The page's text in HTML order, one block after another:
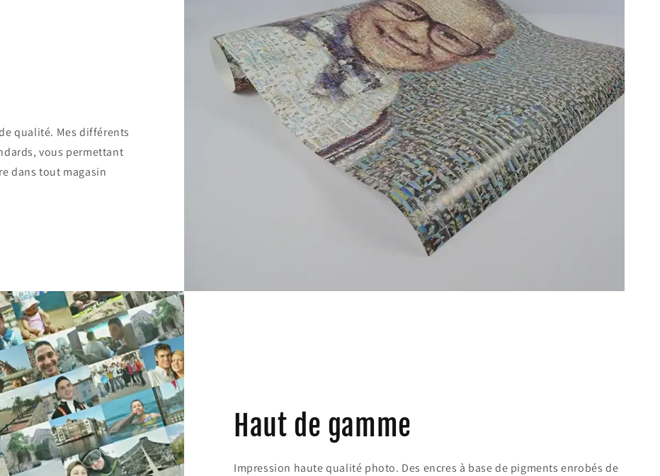
qualité. Mes différents
vous permettant
dans tout magasin
Haut de gamme
Impression haute qualité photo. Des encres à base de pigments enrobés de